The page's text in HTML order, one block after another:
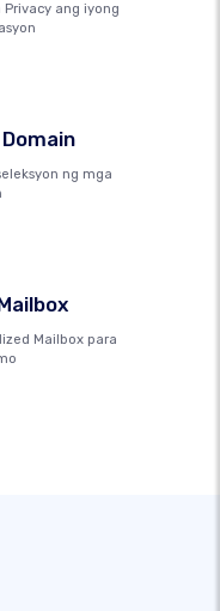
ang iyong
ng mga
Mailbox para